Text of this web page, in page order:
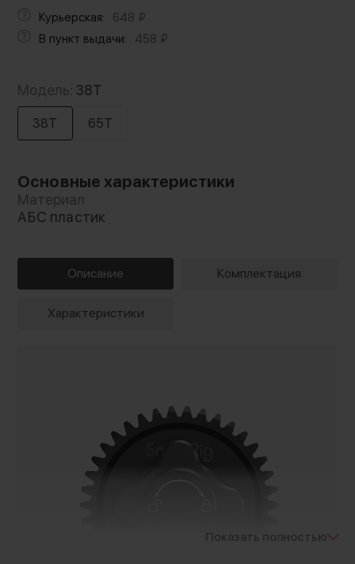
Курьерская: 648 ₽
В пункт выдачи:
458 ₽
Модель: 38T
38T 65T
Основные характеристики
Материал
АБС пластик
Описание Комплектация
Характеристики
Показать полностью